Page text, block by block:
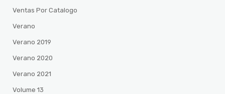
Ventas Por Catalogo
Verano
Verano 2019
Verano 2020
Verano 2021
Volume 13